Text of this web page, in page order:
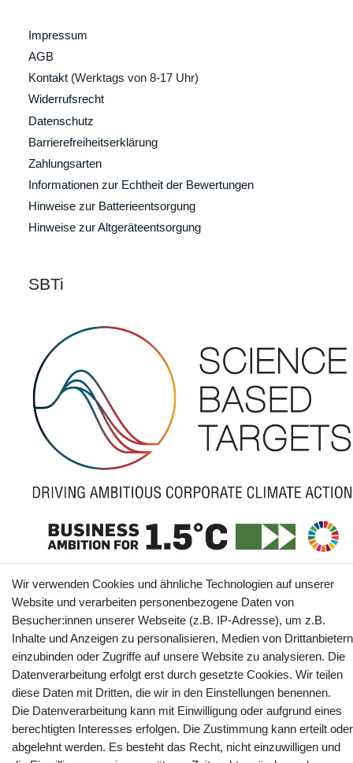
Impressum
AGB
Kontakt (Werktags von 8-17 Uhr)
Widerrufsrecht
Datenschutz
Barrierefreiheitserklärung
Zahlungsarten
Informationen zur Echtheit der Bewertungen
Hinweise zur Batterieentsorgung
Hinweise zur Altgeräteentsorgung
SBTi
The SBTi has approved webtotrade GmbH’s near-term science-based
emissions reduction target: webtotrade GmbH commits to reduce absolute
and to measure and reduce its scope 3 emissions.
Informationen
Vertrag widerrufen Kontakt
YouTube Facebook Instagram
Wir verwenden Cookies und ähnliche Technologien auf unserer
Website und verarbeiten personenbezogene Daten von
Besucher:innen unserer Webseite (z.B. IP-Adresse), um z.B.
Inhalte und Anzeigen zu personalisieren, Medien von Drittanbietern
einzubinden oder Zugriffe auf unsere Website zu analysieren. Die
Datenverarbeitung erfolgt erst durch gesetzte Cookies. Wir teilen
diese Daten mit Dritten, die wir in den Einstellungen benennen.
Die Datenverarbeitung kann mit Einwilligung oder aufgrund eines
berechtigten Interesses erfolgen. Die Zustimmung kann erteilt oder
abgelehnt werden. Es besteht das Recht, nicht einzuwilligen und